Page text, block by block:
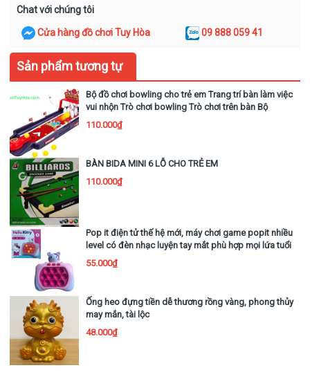
Bộ bowling dành cho trẻ em từ 2-5 tuổi của chúng tôi chính là
niềm vui lớn trong một không gian nhỏ. Với cấu trúc chắc chắn
và không yêu cầu quy tắc hoặc thiết lập phức tạp, bộ này phù
hợp cho nam, nữ, trẻ em và thanh thiếu niên!
Thông số kỹ thuật:
Tên sản phẩm: Bộ bowling trẻ em
Chất liệu: ABS
Kích thước sản phẩm: khoảng 54x18x19cm /
21,26x7,08x7,48in
Các tính năng: dễ chơi, giải trí và thư giãn
Độ tuổi phù hợp: trên 3 tuổi
Chat với chúng tôi
Cửa hàng đồ chơi Tuy Hòa 09 888 059 41
Sản phẩm tương tự
Bộ đồ chơi bowling cho trẻ em Trang trí bàn làm việc
vui nhộn Trò chơi bowling Trò chơi trên bàn Bộ
bowling nhỏ dành cho trẻ em
110.000₫
BÀN BIDA MINI 6 LỖ CHO TRẺ EM
110.000₫
Pop it điện tử thế hệ mới, máy chơi game popit nhiều
level có đèn nhạc luyện tay mắt phù hợp mọi lứa tuổi
55.000₫
Ống heo đựng tiền dễ thương rồng vàng, phong thủy
may mắn, tài lộc
48.000₫